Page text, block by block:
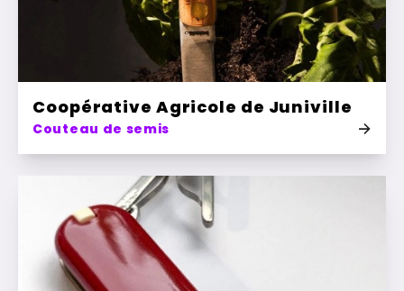
Coopérative Agricole de Juniville
Couteau de semis